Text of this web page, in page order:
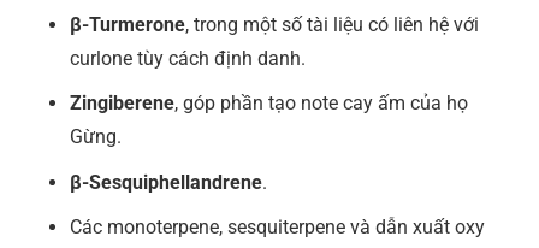
β-Turmerone, trong một số tài liệu có liên hệ với
curlone tùy cách định danh.
Zingiberene, góp phần tạo note cay ấm của họ
Gừng.
β-Sesquiphellandrene.
Các monoterpene, sesquiterpene và dẫn xuất oxy